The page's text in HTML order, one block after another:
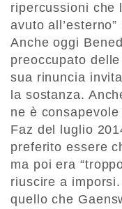
ripercussioni che
avuto all’esterno”
Anche oggi
preoccupato
sua rinuncia
la sostanza.
ne è consapevole
Faz del luglio
preferito essere
ma poi era
riuscire a
quello che